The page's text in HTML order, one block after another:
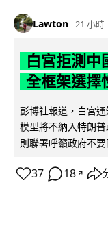
Lawton 21 小時
白宮拒測中
全框架選擇
彭博社報道，白宮
模型將不納入特朗
則聯署呼籲政府不
37 18 ↗